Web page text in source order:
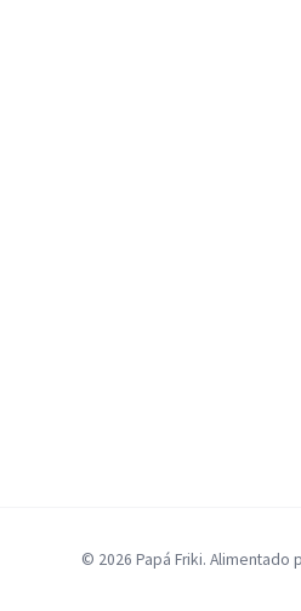
© 2026 Papá Friki. Alimentado